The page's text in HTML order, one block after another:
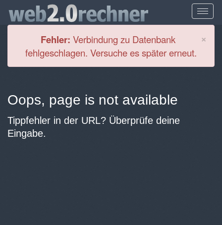
×
Fehler: Verbindung zu Datenbank
fehlgeschlagen. Versuche es später erneut.
Oops, page is not available
Tippfehler in der URL? Überprüfe deine
Eingabe.